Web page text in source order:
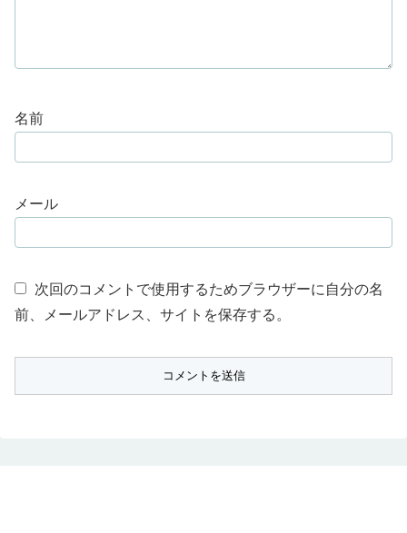
名前
メール
次回のコメントで使用するためブラウザーに自分の名
前、メールアドレス、サイトを保存する。